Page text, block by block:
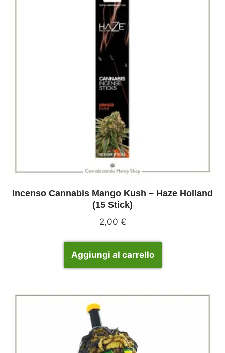
Incenso Cannabis Mango Kush – Haze Holland
(15 Stick)
2,00 €
Aggiungi al carrello